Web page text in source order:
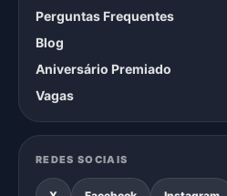
Perguntas Frequentes
Blog
Aniversário Premiado
Vagas
REDES SOCIAIS